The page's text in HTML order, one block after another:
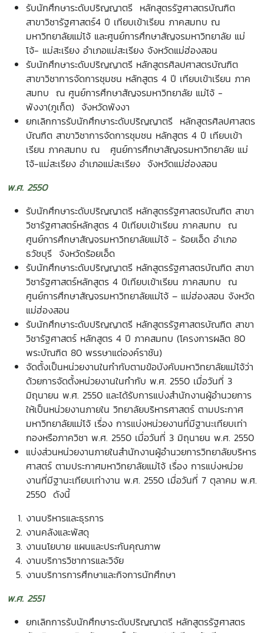
รับนักศึกษาระดับปริญญาตรี หลักสูตรรัฐศาสตรบัณฑิต
สาขาวิชารัฐศาสตร์4 ปี เทียบเข้าเรียน ภาคสมทบ ณ
มหาวิทยาลัยแม่โจ้ และศูนย์การศึกษาสัญจรมหาวิทยาลัย แม่
โจ้- แม่สะเรียง อำเภอแม่สะเรียง จังหวัดแม่ฮ่องสอน
รับนักศึกษาระดับปริญญาตรี หลักสูตรศิลปศาสตรบัณฑิต
สาขาวิชาการจัดการชุมชน หลักสูตร 4 ปี เทียบเข้าเรียน ภาค
สมทบ ณ ศูนย์การศึกษาสัญจรมหาวิทยาลัย แม่โจ้ -
พังงา(ภูเก็ต) จังหวัดพังงา
ยกเลิกการรับนักศึกษาระดับปริญญาตรี หลักสูตรศิลปศาสตร
บัณฑิต สาขาวิชาการจัดการชุมชน หลักสูตร 4 ปี เทียบเข้า
เรียน ภาคสมทบ ณ ศูนย์การศึกษาสัญจรมหาวิทยาลัย แม่
โจ้-แม่สะเรียง อำเภอแม่สะเรียง จังหวัดแม่ฮ่องสอน
พ.ศ. 2550
รับนักศึกษาระดับปริญญาตรี หลักสูตรรัฐศาสตรบัณฑิต สาขา
วิชารัฐศาสตร์หลักสูตร 4 ปีเทียบเข้าเรียน ภาคสมทบ ณ
ศูนย์การศึกษาสัญจรมหาวิทยาลัยแม่โจ้ - ร้อยเอ็ด อำเภอ
ธวัชบุรี จังหวัดร้อยเอ็ด
รับนักศึกษาระดับปริญญาตรี หลักสูตรรัฐศาสตรบัณฑิต สาขา
วิชารัฐศาสตร์หลักสูตร 4 ปีเทียบเข้าเรียน ภาคสมทบ ณ
ศูนย์การศึกษาสัญจรมหาวิทยาลัยแม่โจ้ – แม่ฮ่องสอน จังหวัด
แม่ฮ่องสอน
รับนักศึกษาระดับปริญญาตรี หลักสูตรรัฐศาสตรบัณฑิต สาขา
วิชารัฐศาสตร์ หลักสูตร 4 ปี ภาคสมทบ (โครงการผลิต 80
พระบัณฑิต 80 พรรษาแด่องค์ราชัน)
จัดตั้งเป็นหน่วยงานในกำกับตามข้อบังคับมหาวิทยาลัยแม่โจ้ว่า
ด้วยการจัดตั้งหน่วยงานในกำกับ พ.ศ. 2550 เมื่อวันที่ 3
มิถุนายน พ.ศ. 2550 และได้รับการแบ่งสำนักงานผู้อำนวยการ
ให้เป็นหน่วยงานภายใน วิทยาลัยบริหารศาสตร์ ตามประกาศ
มหาวิทยาลัยแม่โจ้ เรื่อง การแบ่งหน่วยงานที่มีฐานะเทียบเท่า
กองหรือภาควิชา พ.ศ. 2550 เมื่อวันที่ 3 มิถุนายน พ.ศ. 2550
แบ่งส่วนหน่วยงานภายในสำนักงานผู้อำนวยการวิทยาลัยบริหาร
ศาสตร์ ตามประกาศมหาวิทยาลัยแม่โจ้ เรื่อง การแบ่งหน่วย
งานที่มีฐานะเทียบเท่างาน พ.ศ. 2550 เมื่อวันที่ 7 ตุลาคม พ.ศ.
2550 ดังนี้
งานบริหารและธุรการ
งานคลังและพัสดุ
งานนโยบาย แผนและประกันคุณภาพ
งานบริการวิชาการและวิจัย
งานบริการการศึกษาและกิจการนักศึกษา
พ.ศ. 2551
ยกเลิกการรับนักศึกษาระดับปริญญาตรี หลักสูตรรัฐศาสตร